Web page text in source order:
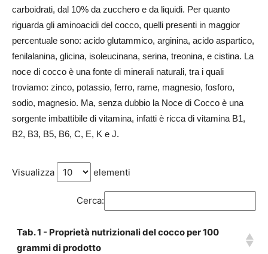
carboidrati, dal 10% da zucchero e da liquidi. Per quanto
riguarda gli aminoacidi del cocco, quelli presenti in maggior
percentuale sono: acido glutammico, arginina, acido aspartico,
fenilalanina, glicina, isoleucinana, serina, treonina, e cistina. La
noce di cocco è una fonte di minerali naturali, tra i quali
troviamo: zinco, potassio, ferro, rame, magnesio, fosforo,
sodio, magnesio. Ma, senza dubbio la Noce di Cocco è una
sorgente imbattibile di vitamina, infatti è ricca di vitamina B1,
B2, B3, B5, B6, C, E, K e J.
Visualizza elementi
Cerca:
Tab. 1 - Proprietà nutrizionali del cocco per 100
grammi di prodotto